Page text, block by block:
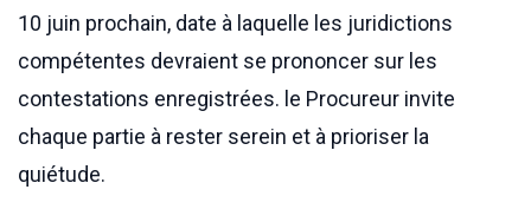
10 juin prochain, date à laquelle les juridictions
compétentes devraient se prononcer sur les
contestations enregistrées. le Procureur invite
chaque partie à rester serein et à prioriser la
quiétude.